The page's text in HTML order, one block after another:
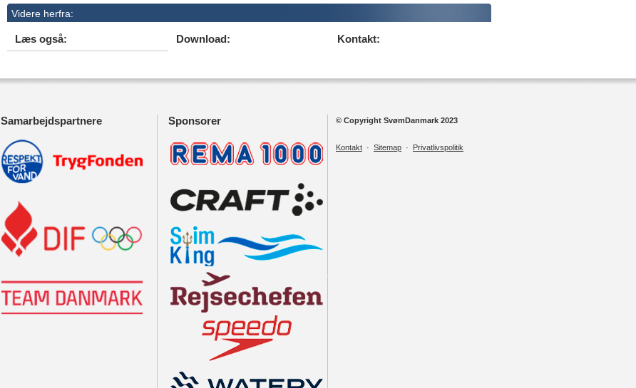
Videre herfra:
Læs også: Download: Kontakt:
Samarbejdspartnere Sponsorer © Copyright SvømDanmark 2023
Kontakt · Sitemap · Privatlivspolitik